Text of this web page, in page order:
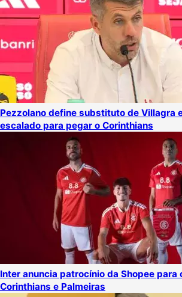
Pezzolano define substituto de Villagra
escalado para pegar o Corinthians
Inter anuncia patrocínio da Shopee para
Corinthians e Palmeiras